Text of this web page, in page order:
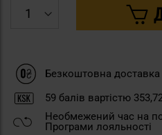
Безкоштовна доставка
59 балів вартістю
Необмежений час на
Програми лояльності